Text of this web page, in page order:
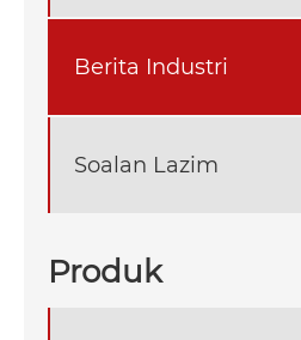
Berita Industri
Soalan Lazim
Produk